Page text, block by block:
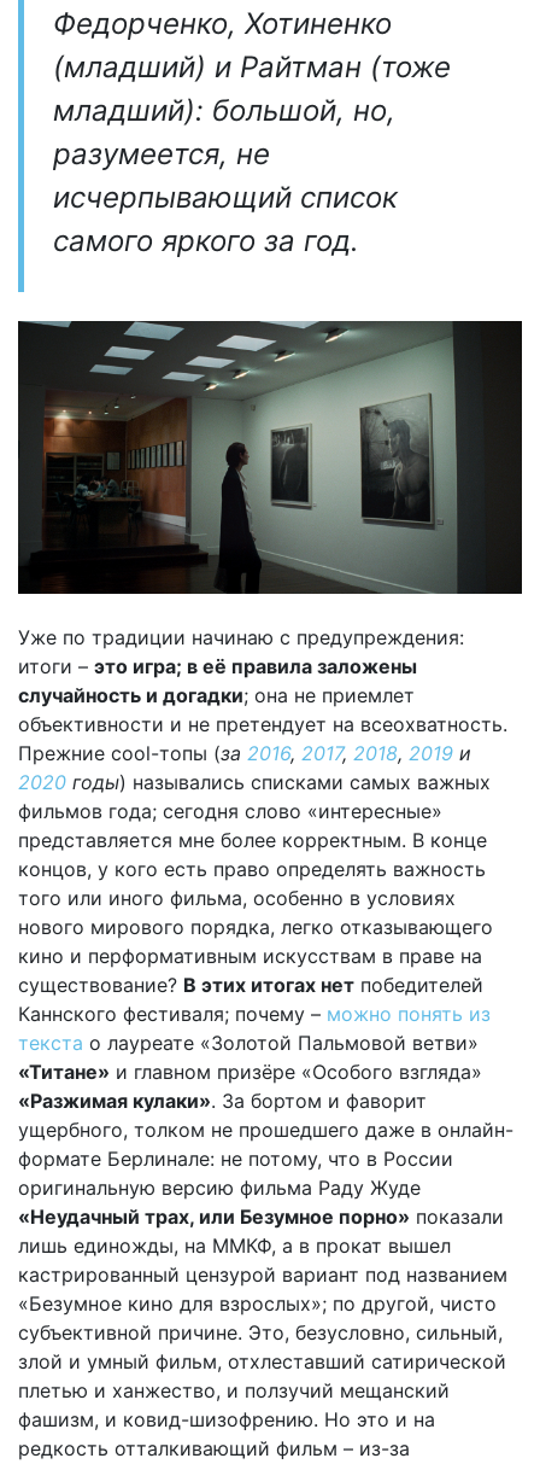
Федорченко, Хотиненко
(младший) и Райтман (тоже
младший): большой, но,
разумеется, не
исчерпывающий список
самого яркого за год.
Уже по традиции начинаю с предупреждения:
итоги – это игра; в её правила заложены
случайность и догадки; она не приемлет
объективности и не претендует на всеохватность.
Прежние cool-топы (за 2016, 2017, 2018, 2019 и
2020 годы) назывались списками самых важных
фильмов года; сегодня слово «интересные»
представляется мне более корректным. В конце
концов, у кого есть право определять важность
того или иного фильма, особенно в условиях
нового мирового порядка, легко отказывающего
кино и перформативным искусствам в праве на
существование? В этих итогах нет победителей
Каннского фестиваля; почему – можно понять из
текста о лауреате «Золотой Пальмовой ветви»
«Титане» и главном призёре «Особого взгляда»
«Разжимая кулаки». За бортом и фаворит
ущербного, толком не прошедшего даже в онлайн-
формате Берлинале: не потому, что в России
оригинальную версию фильма Раду Жуде
«Неудачный трах, или Безумное порно» показали
лишь единожды, на ММКФ, а в прокат вышел
кастрированный цензурой вариант под названием
«Безумное кино для взрослых»; по другой, чисто
субъективной причине. Это, безусловно, сильный,
злой и умный фильм, отхлеставший сатирической
плетью и ханжество, и ползучий мещанский
фашизм, и ковид-шизофрению. Но это и на
редкость отталкивающий фильм – из-за